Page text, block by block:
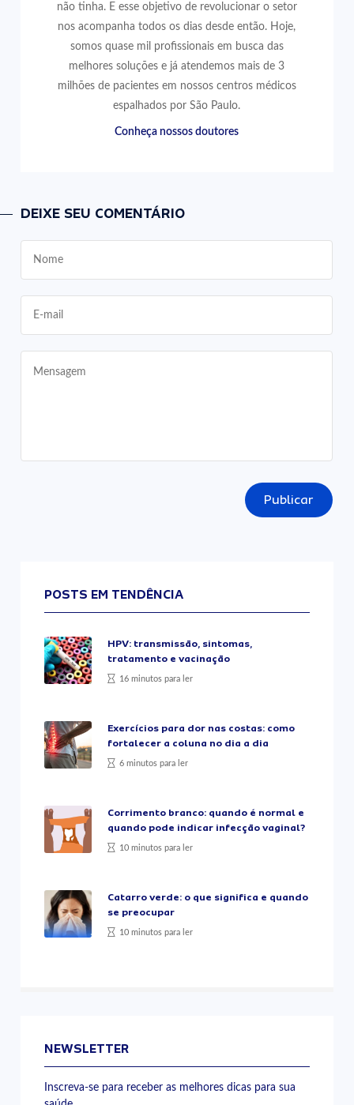
não tinha. E esse objetivo de revolucionar o setor
nos acompanha todos os dias desde então. Hoje,
somos quase mil profissionais em busca das
melhores soluções e já atendemos mais de 3
milhões de pacientes em nossos centros médicos
espalhados por São Paulo.
Conheça nossos doutores
DEIXE SEU COMENTÁRIO
Publicar
POSTS EM TENDÊNCIA
HPV: transmissão, sintomas,
tratamento e vacinação
16 minutos para ler
Exercícios para dor nas costas: como
fortalecer a coluna no dia a dia
6 minutos para ler
Corrimento branco: quando é normal e
quando pode indicar infecção vaginal?
10 minutos para ler
Catarro verde: o que significa e quando
se preocupar
10 minutos para ler
NEWSLETTER
Inscreva-se para receber as melhores dicas para sua